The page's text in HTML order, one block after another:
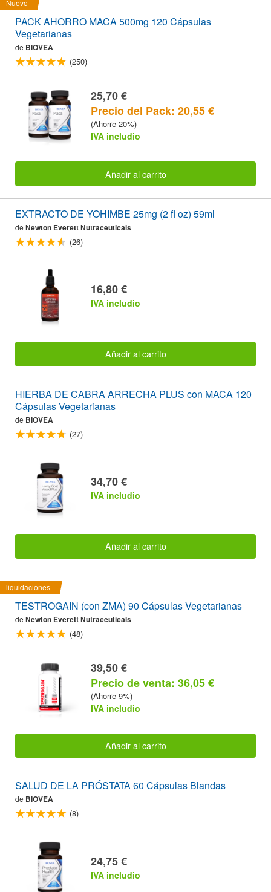
Nuevo
PACK AHORRO MACA 500mg 120 Cápsulas
Vegetarianas
de BIOVEA
(250)
25,70 €
Precio del Pack: 20,55 €
(Ahorre 20%)
IVA includio
Añadir al carrito
EXTRACTO DE YOHIMBE 25mg (2 fl oz) 59ml
de Newton Everett Nutraceuticals
(26)
16,80 €
IVA includio
Añadir al carrito
HIERBA DE CABRA ARRECHA PLUS con MACA 120
Cápsulas Vegetarianas
de BIOVEA
(27)
34,70 €
IVA includio
Añadir al carrito
liquidaciones
TESTROGAIN (con ZMA) 90 Cápsulas Vegetarianas
de Newton Everett Nutraceuticals
(48)
39,50 €
Precio de venta: 36,05 €
(Ahorre 9%)
IVA includio
Añadir al carrito
SALUD DE LA PRÓSTATA 60 Cápsulas Blandas
de BIOVEA
(8)
24,75 €
IVA includio